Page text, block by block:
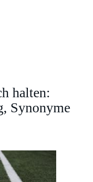
halten:
Synonyme